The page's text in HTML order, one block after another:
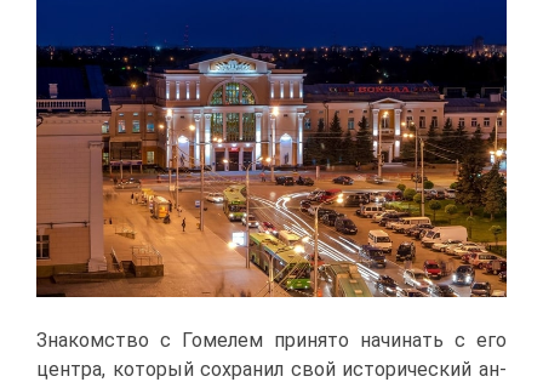
Зна­ком­ство с Го­ме­лем при­ня­то на­чи­нать с его
цен­тра, ко­то­рый со­хра­нил свой ис­то­ри­че­ский ан­